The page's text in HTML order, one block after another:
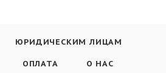
ЮРИДИЧЕСКИМ ЛИЦАМ
ОПЛАТА О НАС